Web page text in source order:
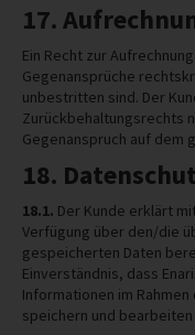
17.
Ein Recht zur
Gegenansprüche
unbestritten sind. Der
Zurückbehaltungsrechts
Gegenanspruch auf dem
18.
18.1. Der Kunde erklärt
Verfügung über den/die
gespeicherten Daten
Einverständnis, dass
Informationen im
speichern und bearbeiten